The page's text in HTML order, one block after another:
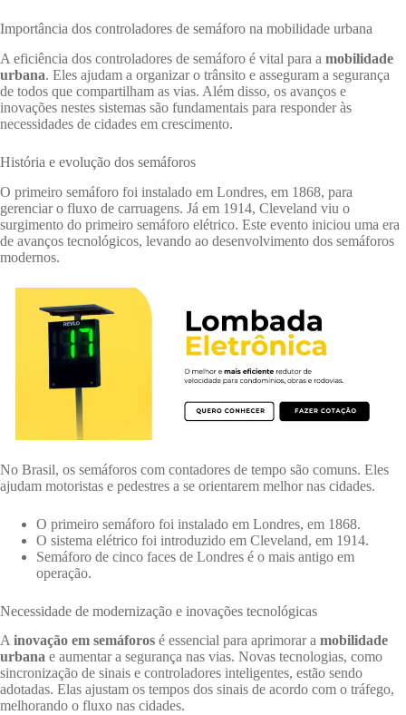
Importância dos controladores de semáforo na mobilidade urbana
A eficiência dos controladores de semáforo é vital para a mobilidade
urbana. Eles ajudam a organizar o trânsito e asseguram a segurança
de todos que compartilham as vias. Além disso, os avanços e
inovações nestes sistemas são fundamentais para responder às
necessidades de cidades em crescimento.
História e evolução dos semáforos
O primeiro semáforo foi instalado em Londres, em 1868, para
gerenciar o fluxo de carruagens. Já em 1914, Cleveland viu o
surgimento do primeiro semáforo elétrico. Este evento iniciou uma era
de avanços tecnológicos, levando ao desenvolvimento dos semáforos
modernos.
No Brasil, os semáforos com contadores de tempo são comuns. Eles
ajudam motoristas e pedestres a se orientarem melhor nas cidades.
O primeiro semáforo foi instalado em Londres, em 1868.
O sistema elétrico foi introduzido em Cleveland, em 1914.
Semáforo de cinco faces de Londres é o mais antigo em
operação.
Necessidade de modernização e inovações tecnológicas
Ainovação em semáforos é essencial para aprimorar a mobilidade
urbana e aumentar a segurança nas vias. Novas tecnologias, como
sincronização de sinais e controladores inteligentes, estão sendo
adotadas. Elas ajustam os tempos dos sinais de acordo com o tráfego,
melhorando o fluxo nas cidades.